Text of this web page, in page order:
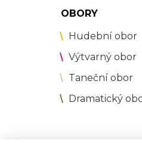
OBORY
Hudební obor
Výtvarný obor
Taneční obor
Dramatický